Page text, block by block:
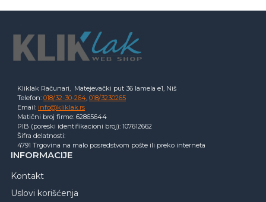
Kliklak Računari, Matejevački put 36 lamela e1, Niš
Telefon: 018/32-30-264 018/3230265
Email: info@kliklak.rs
Matični broj firme: 62865644
PIB (poreski identifikacioni broj): 107612662
Šifra delatnosti:
4791 Trgovina na malo posredstvom pošte ili preko interneta
INFORMACIJE
Kontakt
Uslovi korišćenja